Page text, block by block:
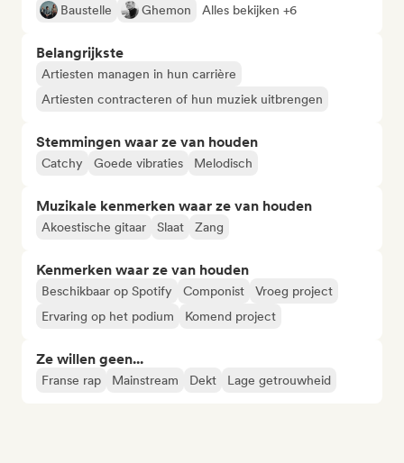
Baustelle
Ghemon Alles bekijken +6
Belangrijkste
Artiesten managen in hun carrière
Artiesten contracteren of hun muziek uitbrengen
Stemmingen waar ze van houden
Catchy Goede vibraties Melodisch
Muzikale kenmerken waar ze van houden
Akoestische gitaar Slaat Zang
Kenmerken waar ze van houden
Beschikbaar op Spotify Componist
Vroeg project
Ervaring op het podium
Komend project
Ze willen geen...
Franse rap Mainstream Dekt Lage getrouwheid